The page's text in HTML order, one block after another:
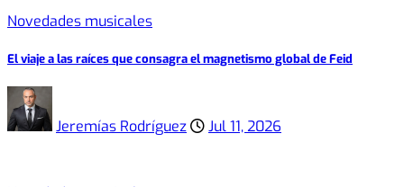
Novedades musicales
El viaje a las raíces que consagra el magnetismo global de Feid
Jeremías Rodríguez Jul 11, 2026